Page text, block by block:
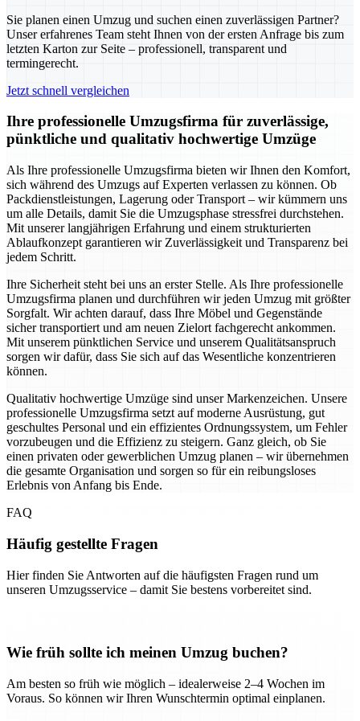
Sie planen einen Umzug und suchen einen zuverlässigen Partner?
Unser erfahrenes Team steht Ihnen von der ersten Anfrage bis zum
letzten Karton zur Seite – professionell, transparent und
termingerecht.
Jetzt schnell vergleichen
Ihre professionelle Umzugsfirma für zuverlässige,
pünktliche und qualitativ hochwertige Umzüge
Als Ihre professionelle Umzugsfirma bieten wir Ihnen den Komfort,
sich während des Umzugs auf Experten verlassen zu können. Ob
Packdienstleistungen, Lagerung oder Transport – wir kümmern uns
um alle Details, damit Sie die Umzugsphase stressfrei durchstehen.
Mit unserer langjährigen Erfahrung und einem strukturierten
Ablaufkonzept garantieren wir Zuverlässigkeit und Transparenz bei
jedem Schritt.
Ihre Sicherheit steht bei uns an erster Stelle. Als Ihre professionelle
Umzugsfirma planen und durchführen wir jeden Umzug mit größter
Sorgfalt. Wir achten darauf, dass Ihre Möbel und Gegenstände
sicher transportiert und am neuen Zielort fachgerecht ankommen.
Mit unserem pünktlichen Service und unserem Qualitätsanspruch
sorgen wir dafür, dass Sie sich auf das Wesentliche konzentrieren
können.
Qualitativ hochwertige Umzüge sind unser Markenzeichen. Unsere
professionelle Umzugsfirma setzt auf moderne Ausrüstung, gut
geschultes Personal und ein effizientes Ordnungssystem, um Fehler
vorzubeugen und die Effizienz zu steigern. Ganz gleich, ob Sie
einen privaten oder gewerblichen Umzug planen – wir übernehmen
die gesamte Organisation und sorgen so für ein reibungsloses
Erlebnis von Anfang bis Ende.
FAQ
Häufig gestellte Fragen
Hier finden Sie Antworten auf die häufigsten Fragen rund um
unseren Umzugsservice – damit Sie bestens vorbereitet sind.
Wie früh sollte ich meinen Umzug buchen?
Am besten so früh wie möglich – idealerweise 2–4 Wochen im
Voraus. So können wir Ihren Wunschtermin optimal einplanen.